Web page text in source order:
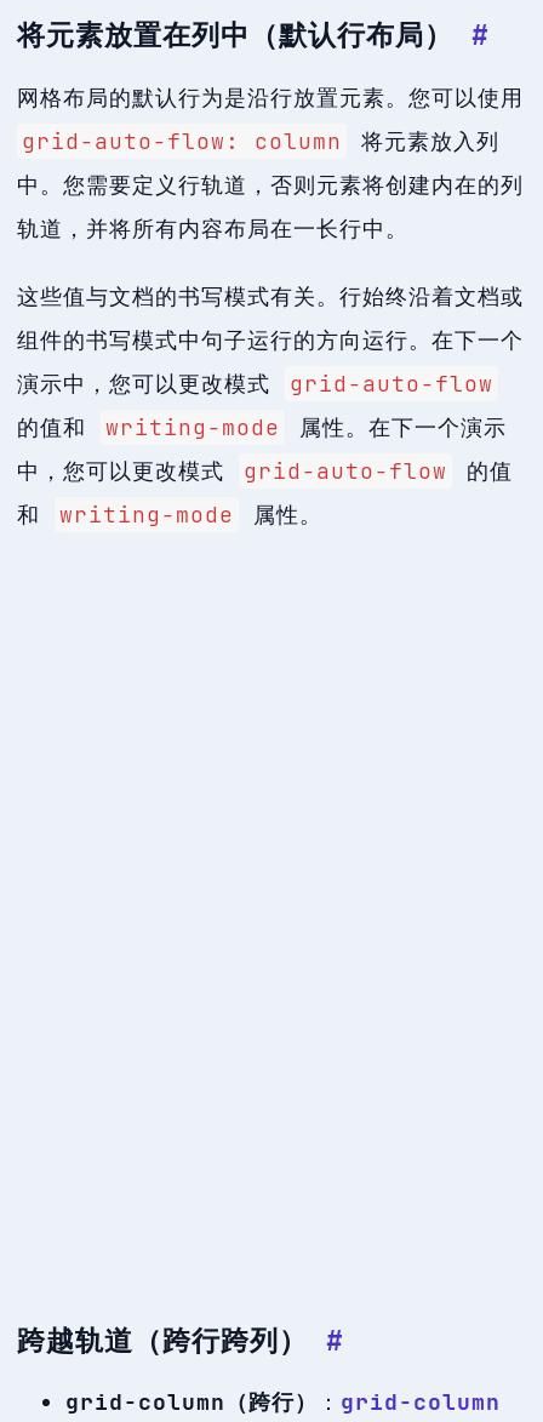
将元素放置在列中（默认行布局） #
网格布局的默认行为是沿行放置元素。您可以使用
grid-auto-flow: column
将元素放入列
中。您需要定义行轨道，否则元素将创建内在的列
轨道，并将所有内容布局在一长行中。
这些值与文档的书写模式有关。行始终沿着文档或
组件的书写模式中句子运行的方向运行。在下一个
演示中，您可以更改模式
grid-auto-flow
的值和
writing-mode
属性。在下一个演示
中，您可以更改模式
grid-auto-flow
的值
和
writing-mode 属性。
跨越轨道（跨行跨列） #
grid-column（跨行） ： grid-column